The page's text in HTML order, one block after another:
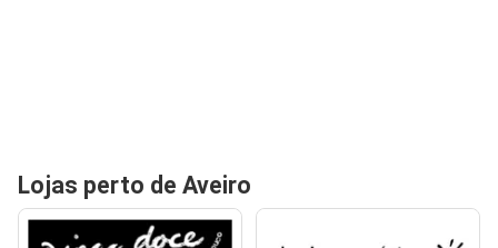
Lojas perto de Aveiro